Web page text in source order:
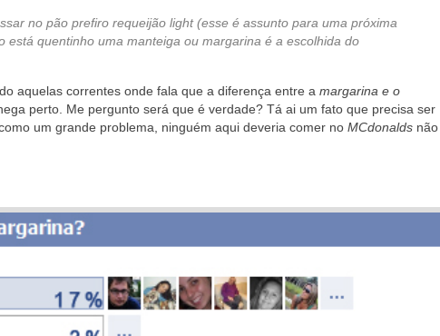
no pão prefiro requeijão light (esse é assunto para uma próxima
está quentinho uma manteiga ou margarina é a escolhida do
aquelas correntes onde fala que a diferença entre a margarina e o
perto. Me pergunto será que é verdade? Tá ai um fato que precisa ser
um grande problema, ninguém aqui deveria comer no MCdonaldsnão